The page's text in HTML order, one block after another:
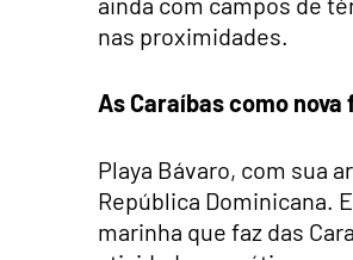
nas proximidades.
As Caraíbas como
Playa Bávaro, com sua
República Dominicana.
marinha que faz das